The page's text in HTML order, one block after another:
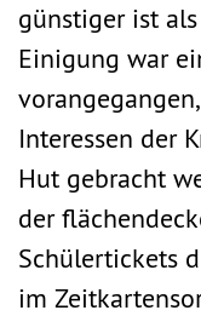
günstiger ist
Einigung war
Interessen der
Hut gebracht
der
Schülertickets
im